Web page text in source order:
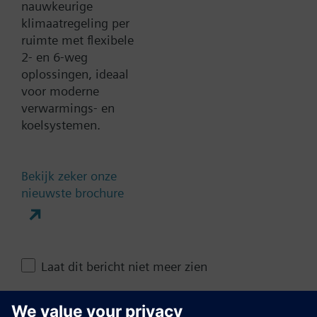
Technische samenvatting
nauwkeurige
klimaatregeling per
ruimte met flexibele
2- en 6-weg
oplossingen, ideaal
voor moderne
verwarmings- en
koelsystemen.
Bekijk zeker onze
nieuwste brochure
Laat dit bericht niet meer zien
Contact
NL (nl)